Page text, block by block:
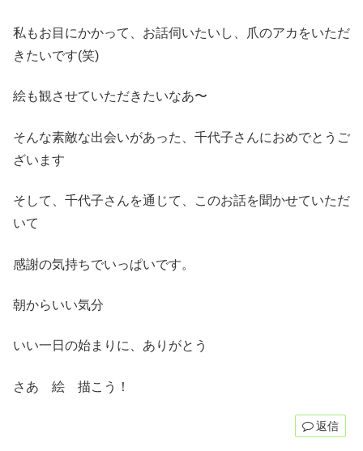
私もお目にかかって、お話伺いたいし、爪のアカをいただ
きたいです(笑)
絵も観させていただきたいなあ〜
そんな素敵な出会いがあった、千代子さんにおめでとうご
ざいます
そして、千代子さんを通じて、このお話を聞かせていただ
いて
感謝の気持ちでいっぱいです。
朝からいい気分
いい一日の始まりに、ありがとう
さあ 絵 描こう！
返信